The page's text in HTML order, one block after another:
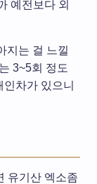
예전보다 외
지는 걸 느낄
3~5회 정도
차가 있으니
유기산 엑소좀